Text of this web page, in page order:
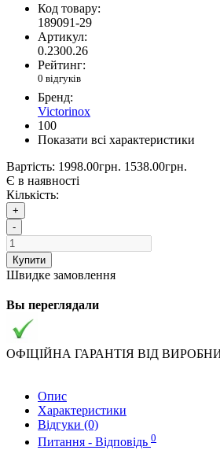
Код товару:
189091-29
Артикул:
0.2300.26
Рейтинг:
0 відгуків
Бренд:
Victorinox
100
Показати всі характеристики
Вартість: 1998.00грн. 1538.00грн.
Є в наявності
Кількість:
+
-
Купити
Швидке замовлення
Вы переглядали
ОФІЦІЙНА ГАРАНТІЯ ВІД
Опис
Характеристики
Відгуки (0)
Питання - Відповідь 0